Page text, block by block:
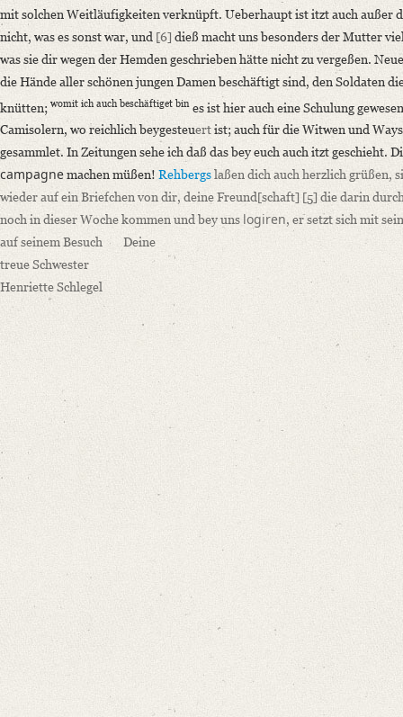
mit solchen Weitläufigkeiten verknüpft. Ueberhaupt ist itzt auch außer
nicht, was es sonst war, und [6] dieß macht uns besonders der Mutter
was sie dir wegen der Hemden geschrieben hätte nicht zu vergeßen.
die Hände aller schönen jungen Damen beschäftigt sind, den Soldaten
knütten; womit ich auch beschäftiget bin es ist hier auch eine Schulung
Camisolern, wo reichlich beygesteuertist; auch für die Witwen und
gesammlet. In Zeitungen sehe ich daß das bey euch auch itzt geschieht.
campagnemachen müßen! Rehbergslaßen dich auch herzlich grüßen,
wieder auf ein Briefchen von dir, deine Freund[schaft] [5] die darin
noch in dieser Woche kommen und bey uns logiren, er setzt sich mit
auf seinem Besuch
Deine
treue Schwester
Henriette Schlegel